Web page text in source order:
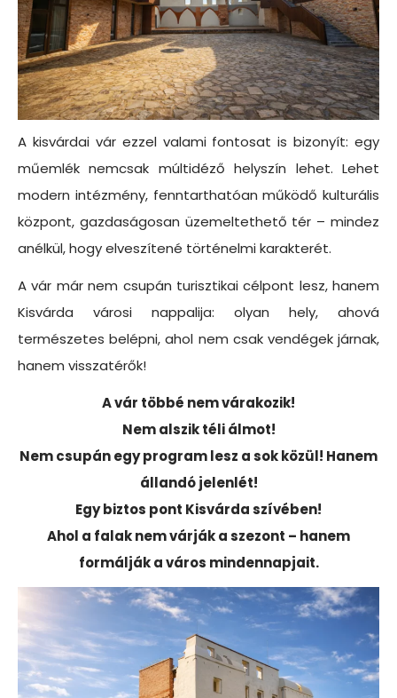
A kisvárdai vár ezzel valami fontosat is bizonyít: egy
műemlék nemcsak múltidéző helyszín lehet. Lehet
modern intézmény, fenntarthatóan működő kulturális
központ, gazdaságosan üzemeltethető tér – mindez
anélkül, hogy elveszítené történelmi karakterét.
A vár már nem csupán turisztikai célpont lesz, hanem
Kisvárda városi nappalija: olyan hely, ahová
természetes belépni, ahol nem csak vendégek járnak,
hanem visszatérők!
A vár többé nem várakozik!
Nem alszik téli álmot!
Nem csupán egy program lesz a sok közül! Hanem
állandó jelenlét!
Egy biztos pont Kisvárda szívében!
Ahol a falak nem várják a szezont – hanem
formálják a város mindennapjait.